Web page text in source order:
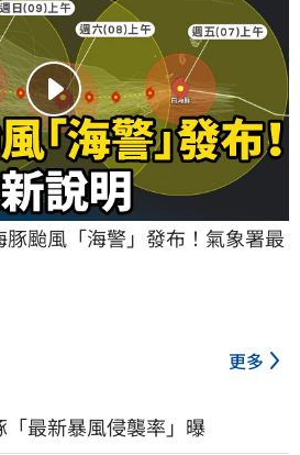
豚颱風「海警」發布！氣象署最
更多
最新暴風侵襲率」曝